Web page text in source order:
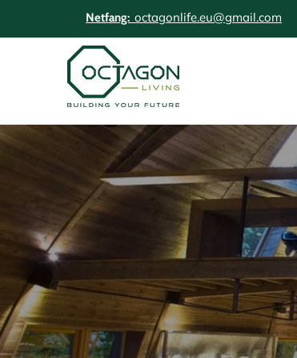
Netfang: octagonlife.eu@gmail.com